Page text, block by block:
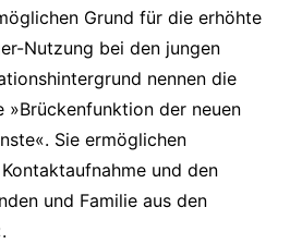
Grund für die erhöhte
Nutzung bei den jungen
nennen die
»Brückenfunktion der neuen
Sie ermöglichen
und den
und Familie aus den